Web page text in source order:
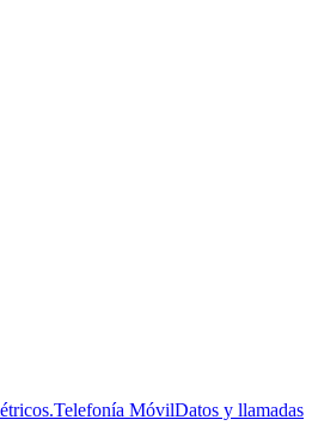
Telefonía MóvilDatos y llamadas